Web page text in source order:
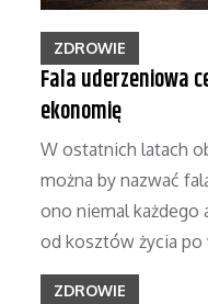
ZDROWIE
Fala uderzeniowa
ekonomię
W ostatnich latach
można by nazwać
ono niemal każdego
od kosztów życia
ZDROWIE